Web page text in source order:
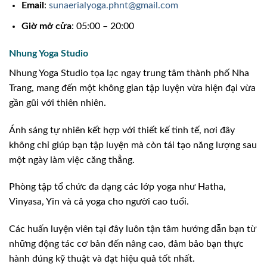
Email : sunaerialyoga.phnt@gmail.com
Giờ mở cửa: 05:00 – 20:00
Nhung Yoga Studio
Nhung Yoga Studio tọa lạc ngay trung tâm thành phố Nha
Trang, mang đến một không gian tập luyện vừa hiện đại vừa
gần gũi với thiên nhiên.
Ánh sáng tự nhiên kết hợp với thiết kế tinh tế, nơi đây
không chỉ giúp bạn tập luyện mà còn tái tạo năng lượng sau
một ngày làm việc căng thẳng.
Phòng tập tổ chức đa dạng các lớp yoga như Hatha,
Vinyasa, Yin và cả yoga cho người cao tuổi.
Các huấn luyện viên tại đây luôn tận tâm hướng dẫn bạn từ
những động tác cơ bản đến nâng cao, đảm bảo bạn thực
hành đúng kỹ thuật và đạt hiệu quả tốt nhất.